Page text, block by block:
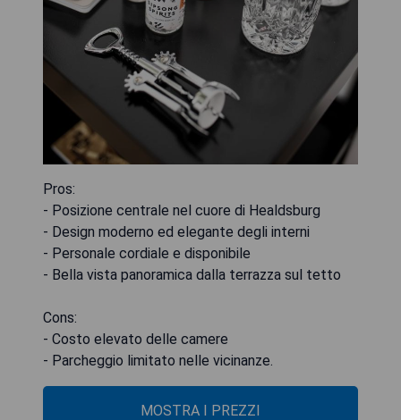
Pros:
- Posizione centrale nel cuore di Healdsburg
- Design moderno ed elegante degli interni
- Personale cordiale e disponibile
- Bella vista panoramica dalla terrazza sul tetto
Cons:
- Costo elevato delle camere
- Parcheggio limitato nelle vicinanze.
MOSTRA I PREZZI